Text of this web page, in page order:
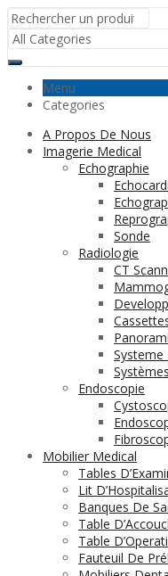
Menu
Categories
A Propos De Nous
Imagerie Medical
Echographie
Sonde
Radiologie
CT
Endoscopie
Mobilier Medical
Tables
Lit
Banques De
Table
Table
Fauteuil De